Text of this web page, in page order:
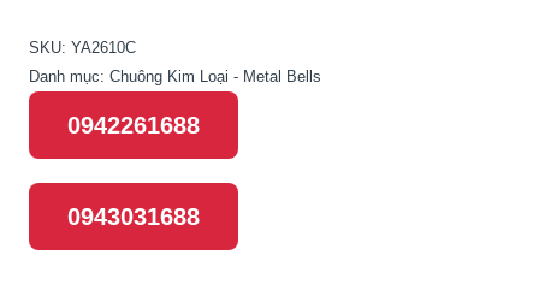
SKU: YA2610C
Danh mục: Chuông Kim Loại - Metal Bells
0942261688
0943031688